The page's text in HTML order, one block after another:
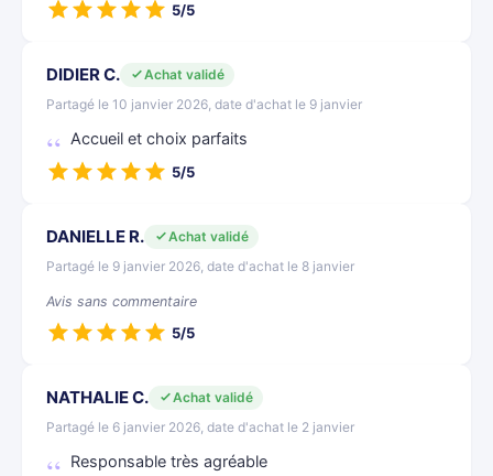
5/5
DIDIER C.
Achat validé
Partagé le 10 janvier 2026, date d'achat le 9 janvier
Accueil et choix parfaits
5/5
DANIELLE R.
Achat validé
Partagé le 9 janvier 2026, date d'achat le 8 janvier
Avis sans commentaire
5/5
NATHALIE C.
Achat validé
Partagé le 6 janvier 2026, date d'achat le 2 janvier
Responsable très agréable